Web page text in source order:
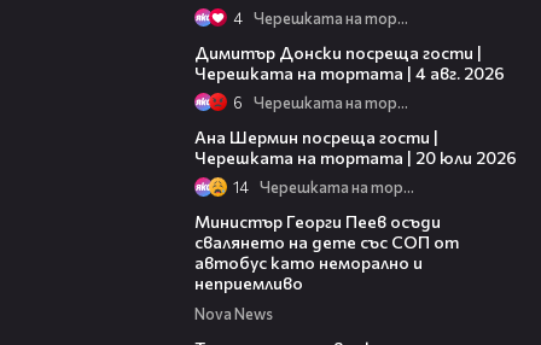
4 Черешката на тортата
Димитър Донски посреща гости |
Черешката на тортата | 4 авг. 2026
6 Черешката на тортата
Ана Шермин посреща гости |
Черешката на тортата | 20 юли 2026
14 Черешката на тортата
Министър Георги Пеев осъди
свалянето на дете със СОП от
автобус като неморално и
неприемливо
Nova News